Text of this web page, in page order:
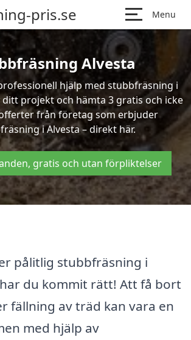
pris.se Menu
Alvesta
hjälp med stubbfräsning i
ditt projekt och hämta 3 gratis och icke
från företag som erbjuder
i Alvesta – direkt här.
gratis och utan förpliktelser
pålitlig stubbfräsning i
har du kommit rätt! Att få bort
fällning av träd kan vara en
med hjälp av